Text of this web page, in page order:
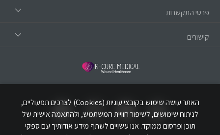
האתר עושה שימוש בקובצי עוגיות (Cookies) לצרכים תפעוליים,
לניתוח שימושים, לשיפור חוויית המשתמש, ולהתאמה אישית של
תוכן ופרסום ממוקד. אנו עשויים לשתף מידע אודותיך עם ספקי
פרטי התקשרות
קישורים